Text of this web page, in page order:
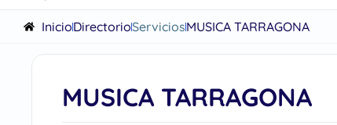
InicioDirectorioServiciosMUSICA TARRAGONA
MUSICA TARRAGONA